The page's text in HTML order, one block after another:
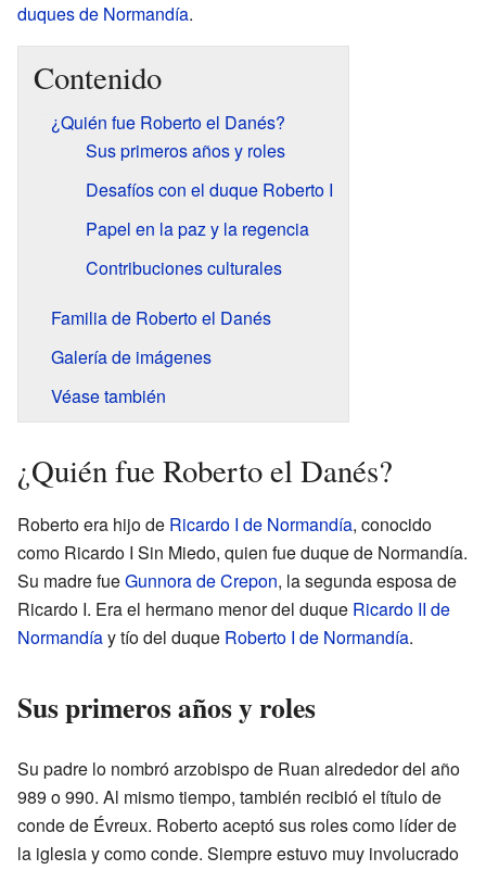
duques de Normandía.
Contenido
¿Quién fue Roberto el Danés?
Sus primeros años y roles
Desafíos con el duque Roberto I
Papel en la paz y la regencia
Contribuciones culturales
Familia de Roberto el Danés
Galería de imágenes
Véase también
¿Quién fue Roberto el Danés?
Roberto era hijo de Ricardo I de Normandía, conocido
como Ricardo I Sin Miedo, quien fue duque de Normandía.
Su madre fueGunnora de Crepon, la segunda esposa de
Ricardo I. Era el hermano menor del duque Ricardo II de
Normandíay tío del duque Roberto I de Normandía.
Sus primeros años y roles
Su padre lo nombró arzobispo de Ruan alrededor del año
989 o 990. Al mismo tiempo, también recibió el título de
conde de Évreux. Roberto aceptó sus roles como líder de
la iglesia y como conde. Siempre estuvo muy involucrado